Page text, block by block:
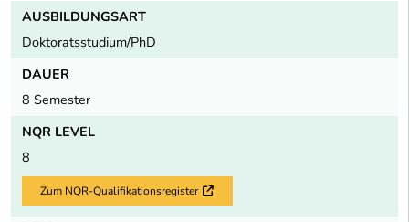
AUSBILDUNGSART
Doktoratsstudium/PhD
DAUER
8 Semester
NQR LEVEL
8
Zum NQR-Qualifikationsregister Externer Link